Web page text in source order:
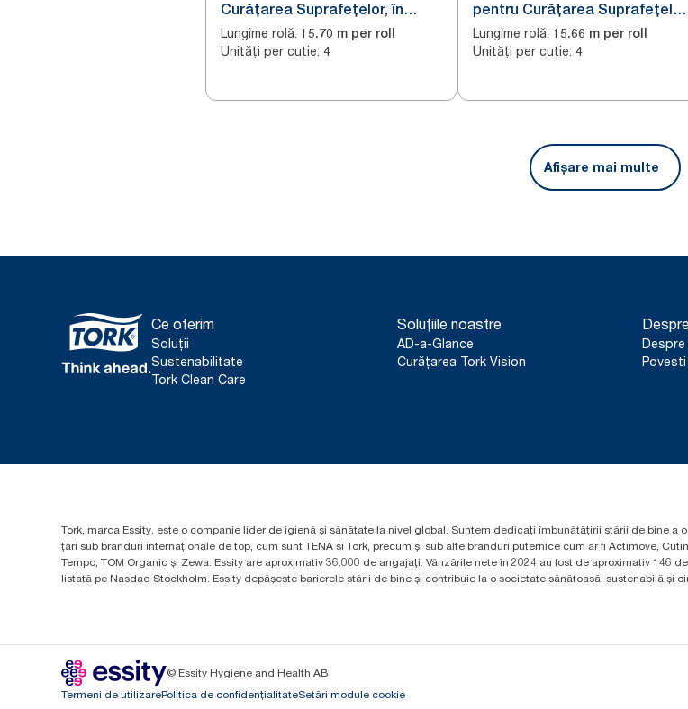
Curățarea Suprafețelor, în
Găleată, Alb W15
Lungime rolă: 15.70 m per roll
Unități per cutie: 4
pentru Curățarea Suprafețelor
W15
Lungime rolă: 15.66 m per roll
Unități per cutie: 4
Afișare mai multe
Ce oferim
Soluții
Sustenabilitate
Tork Clean Care
Soluțiile noastre
AD-a-Glance
Curățarea Tork Vision
Despre
Tork, marca Essity, este o companie lider de igienă și sănătate la nivel global. Suntem dedicați îmbunătățirii stării de bine
țări sub branduri internaționale de top, cum sunt TENA și Tork, precum și sub alte branduri puternice cum ar fi Actimove,
Tempo, TOM Organic și Zewa. Essity are aproximativ 36.000 de angajați. Vânzările nete în 2024 au fost de aproximativ 146
listată pe Nasdaq Stockholm. Essity depășește barierele stării de bine și contribuie la o societate sănătoasă, sustenabilă și
© Essity Hygiene and Health AB
Termeni de utilizarePolitica de confidențialitateSetări module cookie